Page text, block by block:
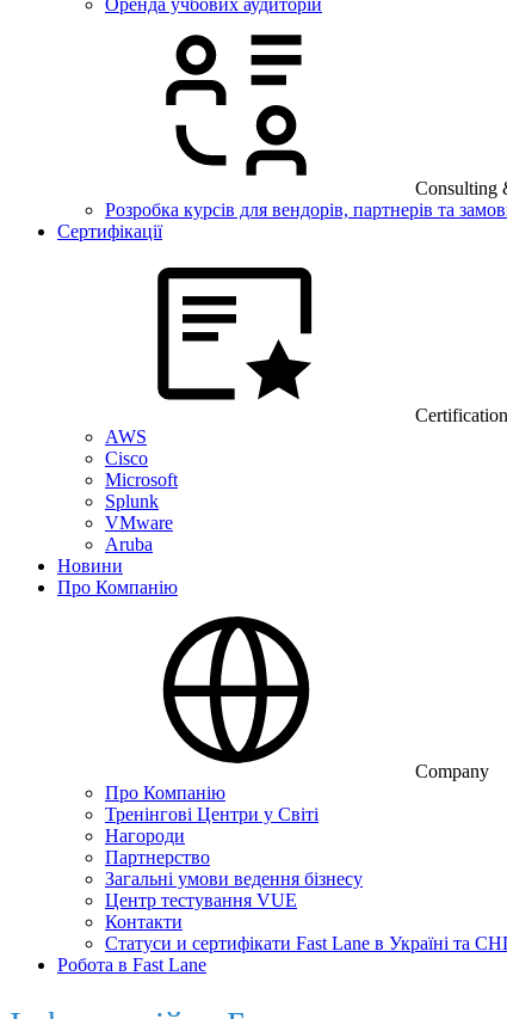
Оренда учбових аудиторій
Consulting
Розробка курсів для вендорів, партнерів та
Сертифікації
Certification
AWS
Cisco
Microsoft
Splunk
VMware
Aruba
Новини
Про Компанію
Company
Про Компанію
Тренінгові Центри у Світі
Нагороди
Партнерство
Загальні умови ведення бізнесу
Центр тестування VUE
Контакти
Статуси и сертифікати Fast Lane в Україні та
Робота в Fast Lane